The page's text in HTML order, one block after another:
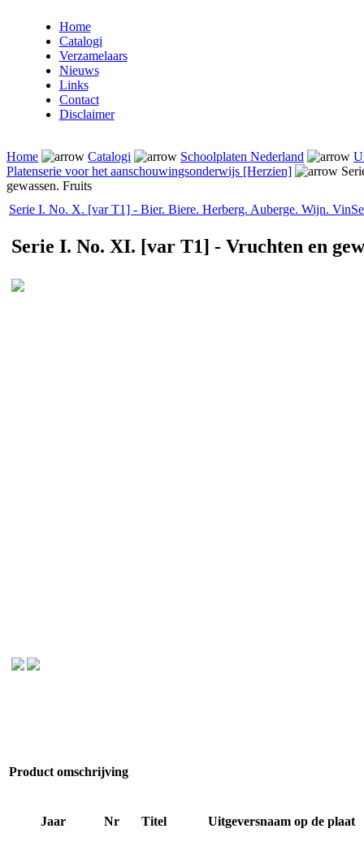
Home
Catalogi
Verzamelaars
Nieuws
Links
Contact
Disclaimer
Home Catalogi Schoolplaten Nederland
Platenserie voor het aanschouwingsonderwijs [Herzien]
gewassen. Fruits
Serie I. No. X. [var T1] - Bier. Biere. Herberg. Auberge. Wijn. Vin
Serie I. No. XI. [var T1] - Vruchten en
Product omschrijving
Jaar Nr Titel Uitgeversnaam op de plaat